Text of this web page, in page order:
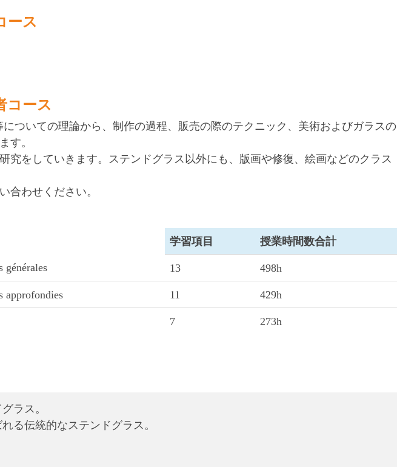
ース
コース
ついての理論から、制作の過程、販売の際のテクニック、美術およびガラスの
す。
究をしていきます。ステンドグラス以外にも、版画や修復、絵画などのクラス
合わせください。
学習項目 授業時間数合計
générales 13 498h
approfondies 11 429h
7 273h
ラス。
る伝統的なステンドグラス。